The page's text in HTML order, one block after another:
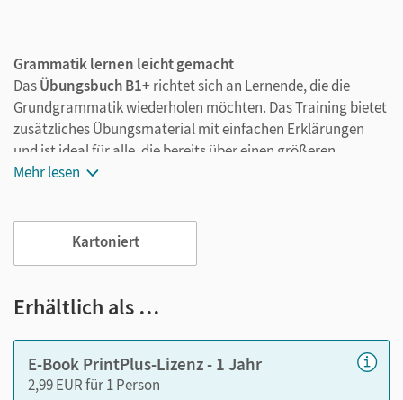
Grammatik lernen leicht gemacht
DasÜbungsbuch B1+richtet sich an Lernende, die die
Grundgrammatik wiederholen möchten. Das Training bietet
zusätzliches Übungsmaterial mit einfachen Erklärungen
und ist ideal für alle, die bereits über einen größeren
Wortschatz verfügen und wichtige Strukturen festigen
Abwechslungsreiche Übungen
Partnerseiten mit kooperativen Aufgaben, mit denen
trainieren
Das Training eignet sich für das Selbststudium oder als
Mehr lesen
Kartoniert
Erhältlich als …
E-Book PrintPlus-Lizenz - 1 Jahr
2,99 EUR für 1 Person